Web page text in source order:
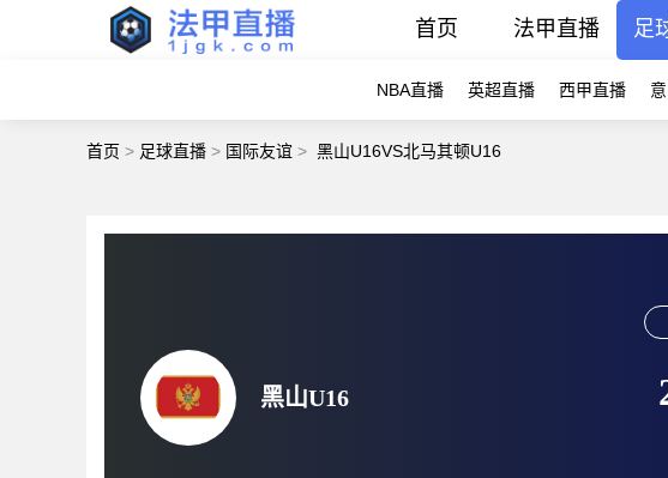
首页 法甲直播 足
NBA直播 英超直播 西甲直播
首页 > 足球直播 > 国际友谊 > 黑山U16VS北马其顿U16
黑山U16